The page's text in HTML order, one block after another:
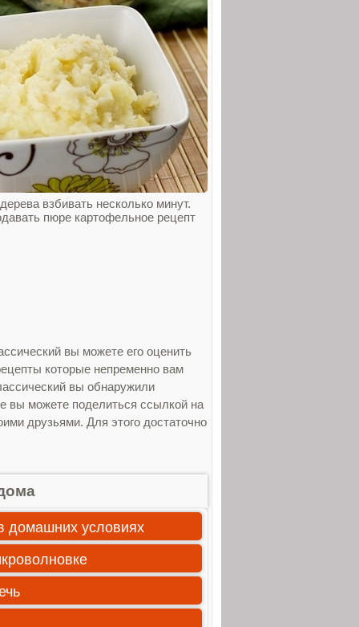
взбивать несколько минут.
пюре картофельное рецепт
вы можете его оценить
которые непременно вам
вы обнаружили
вы можете поделиться ссылкой на
друзьями. Для этого достаточно
домашних условиях